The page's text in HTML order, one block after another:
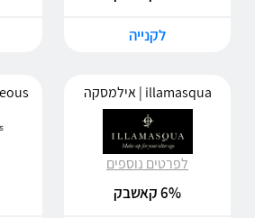
לקנייה
illamasqua | אילמסקה
לפרטים נוספים
6% קאשבק